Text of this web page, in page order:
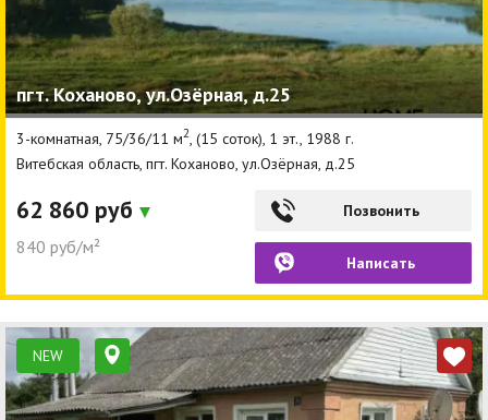
пгт. Коханово, ул.Озёрная, д.25
3-комнатная, 75/36/11 м2 , (15 соток), 1 эт., 1988 г.
Витебская область, пгт. Коханово, ул.Озёрная, д.25
62 860 руб
840 руб/м²
Позвонить
Написать
NEW